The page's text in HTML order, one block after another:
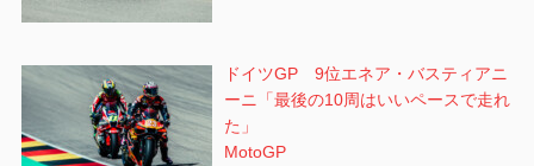
ドイツGP 9位エネア・バスティアニ
ーニ「最後の10周はいいペースで走れ
た」
MotoGP